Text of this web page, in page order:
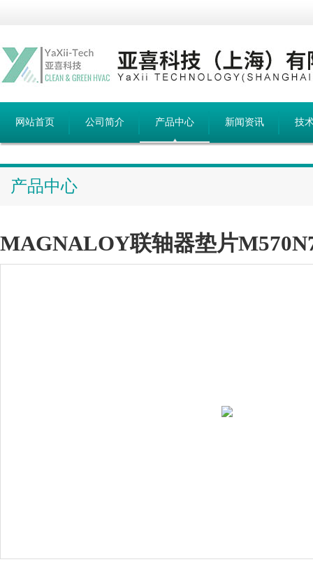
网站首页 公司简介 产品中心 新闻资讯 技
产品中心
MAGNALOY联轴器垫片